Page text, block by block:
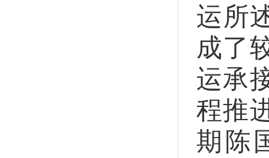
运所
成了
运承
程推
期陈